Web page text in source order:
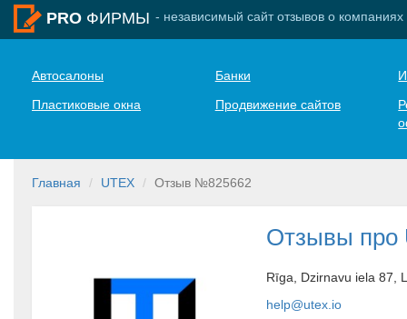
PRO ФИРМЫ - независимый сайт отзывов о компаниях
Автосалоны Банки
Пластиковые окна
Продвижение сайтов
Главная UTEX Отзыв №825662
Отзывы про
Rīga, Dzirnavu iela 87,
help@utex.io